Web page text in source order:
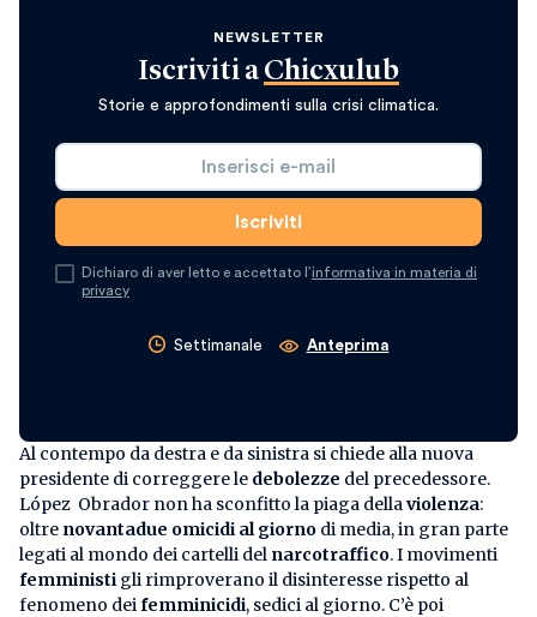
NEWSLETTER
Iscriviti a Chicxulub
Storie e approfondimenti sulla crisi climatica.
Dichiaro di aver letto e accettato l’informativa in materia di
privacy
Settimanale Anteprima
Al contempo da destra e da sinistra si chiede alla nuova
presidente di correggere le debolezze del precedessore.
López Obrador non ha sconfitto la piaga dellaviolenza:
oltre novantadue omicidi al giorno di media, in gran parte
legati al mondo dei cartelli del narcotraffico. I movimenti
femministi gli rimproverano il disinteresse rispetto al
fenomeno deifemminicidi, sedici al giorno. C’è poi